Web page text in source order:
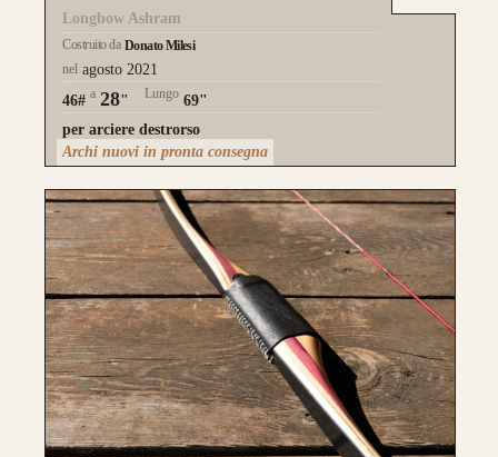
Longbow Ashram
Costruito da Donato Milesi
nel agosto 2021
46# a 28" Lungo 69"
per arciere destrorso
Archi nuovi in pronta consegna